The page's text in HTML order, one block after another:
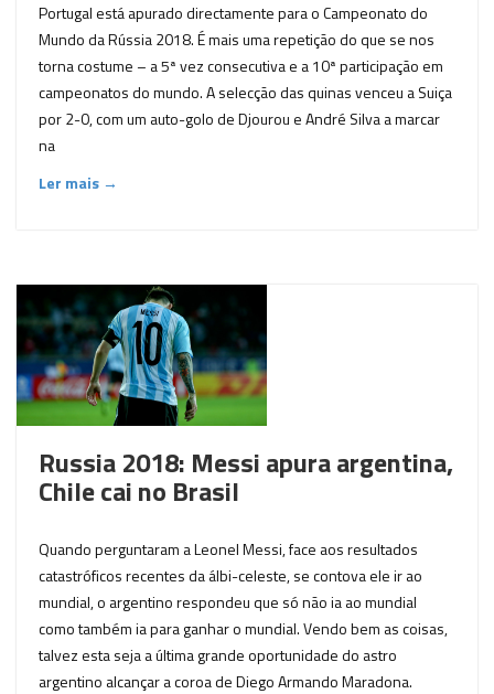
Portugal está apurado directamente para o Campeonato do
Mundo da Rússia 2018. É mais uma repetição do que se nos
torna costume – a 5ª vez consecutiva e a 10ª participação em
campeonatos do mundo. A selecção das quinas venceu a Suiça
por 2-0, com um auto-golo de Djourou e André Silva a marcar
na
Ler mais →
Russia 2018: Messi apura argentina,
Chile cai no Brasil
Quando perguntaram a Leonel Messi, face aos resultados
catastróficos recentes da álbi-celeste, se contova ele ir ao
mundial, o argentino respondeu que só não ia ao mundial
como também ia para ganhar o mundial. Vendo bem as coisas,
talvez esta seja a última grande oportunidade do astro
argentino alcançar a coroa de Diego Armando Maradona.